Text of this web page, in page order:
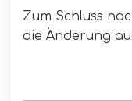
Zum Schluss
die Änderung